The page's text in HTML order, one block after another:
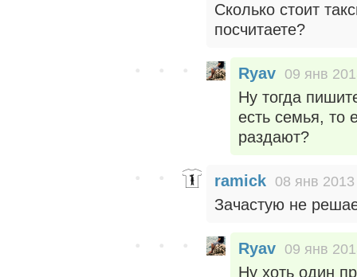
Сколько стоит
посчитаете?
Ryav 09 янв
Ну тогда
есть семья, то
раздают?
ramick 08 янв
Зачастую не
Ryav 09 янв
Ну хоть один